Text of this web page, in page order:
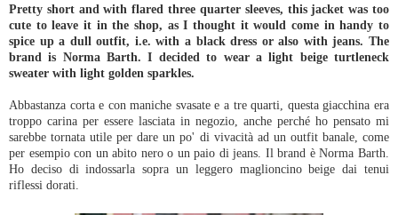
Pretty short and with flared three quarter sleeves, this jacket was too
cute to leave it in the shop, as I thought it would come in handy to
spice up a dull outfit, i.e. with a black dress or also with jeans. The
brand is Norma Barth. I decided to wear a light beige turtleneck
sweater with light golden sparkles.
Abbastanza corta e con maniche svasate e a tre quarti, questa giacchina era
troppo carina per essere lasciata in negozio, anche perché ho pensato mi
sarebbe tornata utile per dare un po' di vivacità ad un outfit banale, come
per esempio con un abito nero o un paio di jeans. Il brand è Norma Barth.
Ho deciso di indossarla sopra un leggero maglioncino beige dai tenui
riflessi dorati.